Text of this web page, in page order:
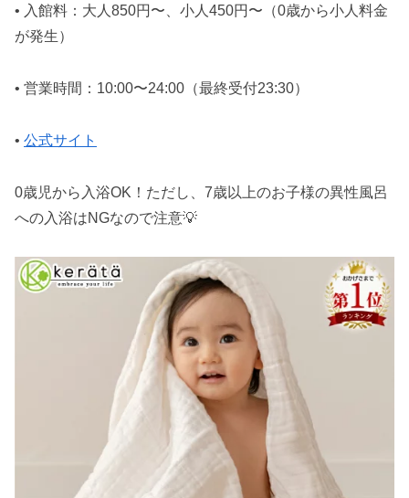
• 入館料：大人850円〜、小人450円〜（0歳から小人料金
が発生）
• 営業時間：10:00〜24:00（最終受付23:30）
• 公式サイト
0歳児から入浴OK！ただし、7歳以上のお子様の異性風呂
への入浴はNGなので注意💡